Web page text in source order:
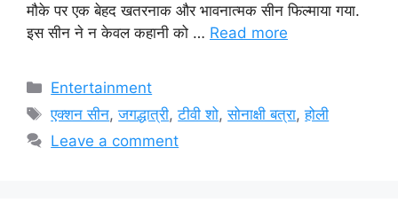
मौके पर एक बेहद खतरनाक और भावनात्मक सीन फिल्माया गया.
इस सीन ने न केवल कहानी को … Read more
Categories
Entertainment
Tags
एक्शन सीन,जगद्धात्री,टीवी शो,सोनाक्षी बत्रा,होली
Leave a comment